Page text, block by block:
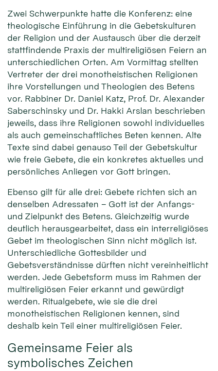
Zwei Schwerpunkte hatte die Konferenz: eine
theologische Einführung in die Gebetskulturen
der Religion und der Austausch über die derzeit
stattfindende Praxis der multireligiösen Feiern an
unterschiedlichen Orten. Am Vormittag stellten
Vertreter der drei monotheistischen Religionen
ihre Vorstellungen und Theologien des Betens
vor. Rabbiner Dr. Daniel Katz, Prof. Dr. Alexander
Saberschinsky und Dr. Hakki Arslan beschrieben
jeweils, dass ihre Religionen sowohl individuelles
als auch gemeinschaftliches Beten kennen. Alte
Texte sind dabei genauso Teil der Gebetskultur
wie freie Gebete, die ein konkretes aktuelles und
persönliches Anliegen vor Gott bringen.
Ebenso gilt für alle drei: Gebete richten sich an
denselben Adressaten – Gott ist der Anfangs-
und Zielpunkt des Betens. Gleichzeitig wurde
deutlich herausgearbeitet, dass ein interreligiöses
Gebet im theologischen Sinn nicht möglich ist.
Unterschiedliche Gottesbilder und
Gebetsverständnisse dürften nicht vereinheitlicht
werden. Jede Gebetsform muss im Rahmen der
multireligiösen Feier erkannt und gewürdigt
werden. Ritualgebete, wie sie die drei
monotheistischen Religionen kennen, sind
deshalb kein Teil einer multireligiösen Feier.
Gemeinsame Feier als
symbolisches Zeichen